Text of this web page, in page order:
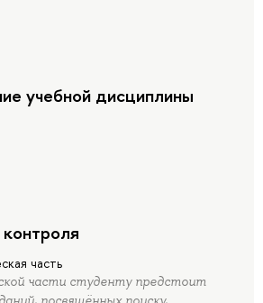
учебной дисциплины
часть
части студенту предстоит